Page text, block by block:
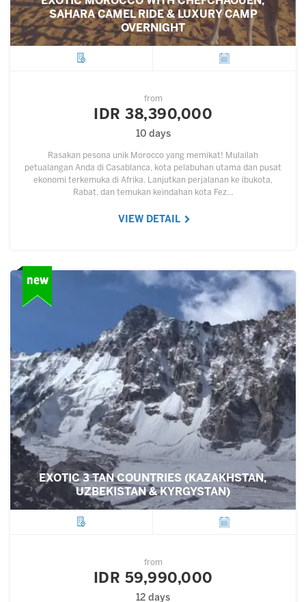
SAHARA CAMEL RIDE & LUXURY CAMP
OVERNIGHT
from
IDR 38,390,000
10 days
Rasakan pesona unik Morocco yang memikat! Mulailah
petualangan Anda di Casablanca, kota pelabuhan utama dan pusat
ekonomi terkemuka di Afrika. Lanjutkan perjalanan ke ibukota,
Rabat, dan temukan keindahan kota Fez…
VIEW DETAIL
EXOTIC 3 TAN COUNTRIES (KAZAKHSTAN,
UZBEKISTAN & KYRGYSTAN)
from
IDR 59,990,000
12 days